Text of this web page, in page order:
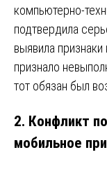
компьютерно-
подтвердила
выявила
признало
тот обязан был
2. Конфликт
мобильное